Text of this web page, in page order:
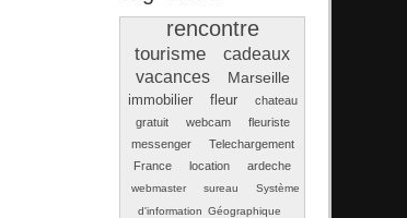
rencontre
tourisme
cadeaux
vacances
Marseille
immobilier fleur
chateau
gratuit
webcam
fleuriste
messenger
Telechargement
France
location ardeche
webmaster sureau
Système
d'information Géographique